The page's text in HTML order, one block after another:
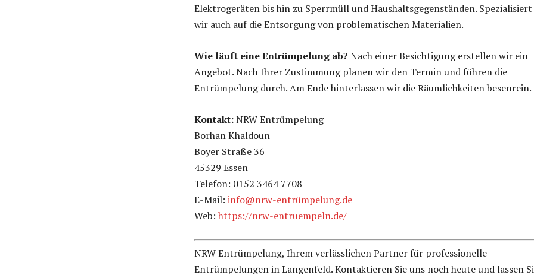
Elektrogeräten bis hin zu Sperrmüll und Haushaltsgegenständen.
wir auch auf die Entsorgung von problematischen Materialien.
Wie läuft eine Entrümpelung ab? Nach einer Besichtigung erstellen wir ein
Angebot. Nach Ihrer Zustimmung planen wir den Termin und führen die
Entrümpelung durch. Am Ende hinterlassen wir die Räumlichkeiten besenrein.
Kontakt:NRW Entrümpelung
Borhan Khaldoun
Boyer Straße 36
45329 Essen
Telefon: 0152 3464 7708
E-Mail: info@nrw-entrümpelung.de
Web: https://nrw-entruempeln.de/
NRW Entrümpelung, Ihrem verlässlichen Partner für professionelle
Entrümpelungen in Langenfeld. Kontaktieren Sie uns noch heute und lassen